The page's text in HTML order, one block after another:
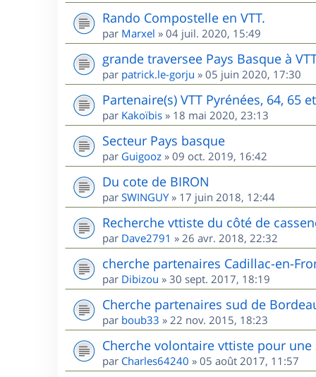
Rando Compostelle en VTT.
par Marxel » 04 juil. 2020, 15:49
grande traversee Pays Basque à
par patrick.le-gorju » 05 juin 2020, 17:30
Partenaire(s) VTT Pyrénées, 64, 65
par Kakoïbis » 18 mai 2020, 23:13
Secteur Pays basque
par Guigooz » 09 oct. 2019, 16:42
Du cote de BIRON
par SWINGUY» 17 juin 2018, 12:44
Recherche vttiste du côté de
par Dave2791 » 26 avr. 2018, 22:32
cherche partenaires Cadillac-en-
par Dibizou » 30 sept. 2017, 18:19
Cherche partenaires sud de
par boub33 » 22 nov. 2015, 18:23
Cherche volontaire vttiste pour
par Charles64240 » 05 août 2017, 11:57